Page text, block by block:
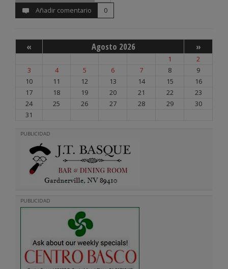
Añadir comentario
0
« Agosto 2026 »
1
2
3
4 5 6 7 8
9
10
11 12 13 14 15
16
17
18 19 20 21 22
23
24
25 26 27 28 29
30
31
PUBLICIDAD
PUBLICIDAD